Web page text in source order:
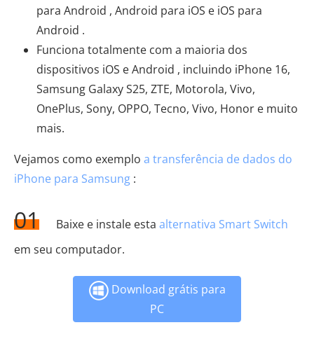
para Android , Android para iOS e iOS para
Android .
Funciona totalmente com a maioria dos
dispositivos iOS e Android , incluindo iPhone 16,
Samsung Galaxy S25, ZTE, Motorola, Vivo,
OnePlus, Sony, OPPO, Tecno, Vivo, Honor e muito
mais.
Vejamos como exemplo a transferência de dados do
iPhone para Samsung :
01 Baixe e instale esta alternativa Smart Switch
em seu computador.
Download grátis para
PC